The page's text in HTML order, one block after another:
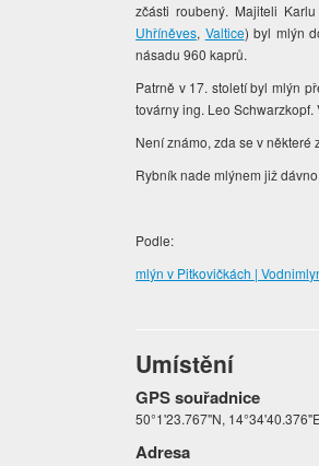
zčásti roubený. Majiteli
Uhříněves, Valtice) byl mlýn
násadu 960 kaprů.
Patrně v 17. století byl mlýn
továrny ing. Leo
Není známo, zda se v
Rybník nade mlýnem již
Podle:
mlýn v Pitkovičkách |
Umístění
GPS souřadnice
50°1'23.767"N,
Adresa